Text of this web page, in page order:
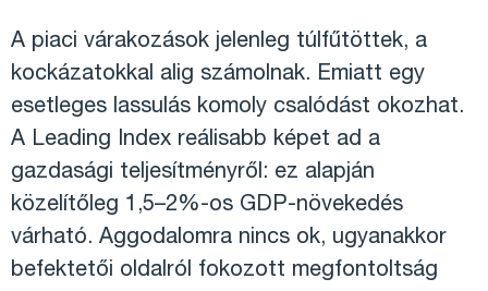
A piaci várakozások jelenleg túlfűtöttek, a
kockázatokkal alig számolnak. Emiatt egy
esetleges lassulás komoly csalódást okozhat.
A Leading Index reálisabb képet ad a
gazdasági teljesítményről: ez alapján
közelítőleg 1,5–2%-os GDP-növekedés
várható. Aggodalomra nincs ok, ugyanakkor
befektetői oldalról fokozott megfontoltság